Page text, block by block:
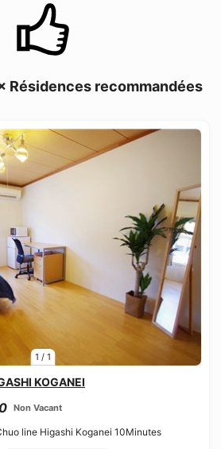
Résidences recommandées
1 / 1
KOGANEI
Non Vacant
line Higashi Koganei 10Minutes